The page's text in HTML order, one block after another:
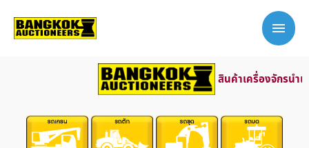
สินค้าเครื่องจักรนำเข้า